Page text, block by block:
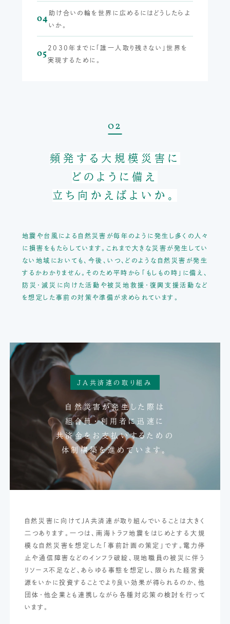
04
助け合いの輪を世界に広めるにはどうしたらよ
いか。
05
2030年までに「誰一人取り残さない」世界を
実現するために。
02
頻発する大規模災害に
どのように備え
立ち向かえばよいか。
地震や台風による自然災害が毎年のように発生し多くの人々
に損害をもたらしています。 これまで大きな災害が発生してい
ない地域においても、 今後、いつ、どのような自然災害が発生
するかわかりません。 そのため平時から「もしもの時」に備え、
防災・減災に向けた活動や被災地救援・復興支援活動など
を想定した事前の対策や準備が求められています。
JA共済連の取り組み
自然災害が発生した際は
組合員・利用者に迅速に
共済金をお支払いするための
体制構築を進めています。
自然災害に向けてJA共済連が取り組んでいることは大きく
二つあります。一つは、南海トラフ地震をはじめとする大規
模な自然災害を想定した「事前計画の策定」です。電力停
止や通信障害などのインフラ破綻、現地職員の被災に伴う
リソース不足など、あらゆる事態を想定し、限られた経営資
源をいかに投資することでより良い効果が得られるのか、他
団体・他企業とも連携しながら各種対応策の検討を行って
います。